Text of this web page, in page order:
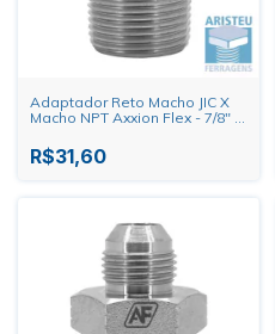
Adaptador Reto Macho JIC X
Macho NPT Axxion Flex - 7/8" X
R$31,60